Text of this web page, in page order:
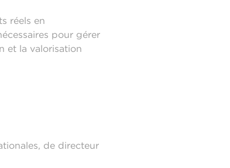
réels en
pour gérer
et la valorisation
de directeur